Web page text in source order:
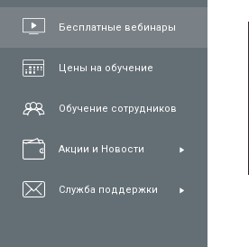
Бесплатные вебинары
Цены на обучение
Обучение сотрудников
Акции и Новости
Служба поддержки